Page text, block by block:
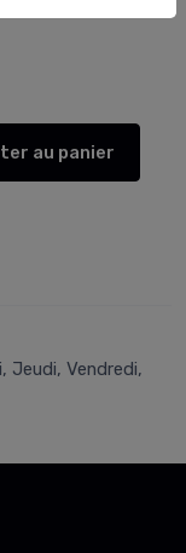
au panier
Jeudi, Vendredi,